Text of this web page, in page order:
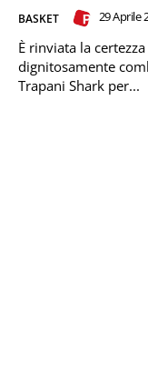
BASKET 29 Aprile
È rinviata la
dignitosamente
Trapani Shark per...